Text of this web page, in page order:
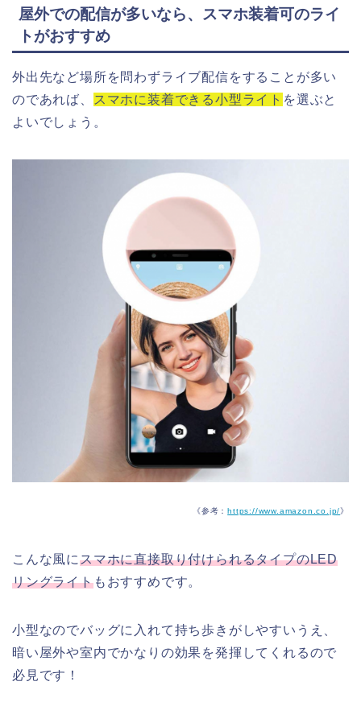
屋外での配信が多いなら、スマホ装着可のライ
トがおすすめ
外出先など場所を問わずライブ配信をすることが多い
のであれば、
スマホに装着できる小型ライト を選ぶと
よいでしょう。
《参考： https://www.amazon.co.jp/》
こんな風にスマホに直接取り付けられるタイプのLED
リングライトもおすすめです。
小型なのでバッグに入れて持ち歩きがしやすいうえ、
暗い屋外や室内でかなりの効果を発揮してくれるので
必見です！